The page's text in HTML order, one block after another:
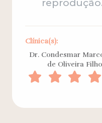
Clínica(s):
Dr. Condesmar
de Oliveira Filho